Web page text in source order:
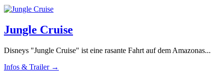
Jungle Cruise
Disneys "Jungle Cruise" ist eine rasante Fahrt auf dem Amazonas...
Infos & Trailer →